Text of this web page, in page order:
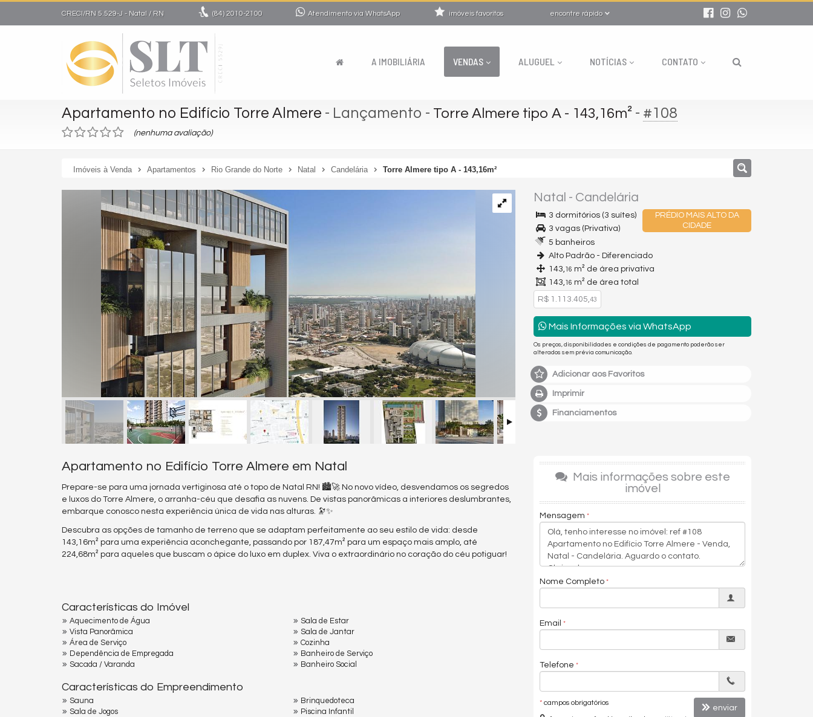
CRECI/RN 5.529-J - Natal / RN (84)2010-2100 Atendimento via WhatsApp encontre rápido
imóveis favoritos
A IMOBILIÁRIA VENDAS ALUGUEL NOTÍCIAS CONTATO
Apartamento no Edifício Torre Almere - Lançamento - Torre Almere tipo A - 143,16m² - #108
(nenhuma avaliação)
Imóveis à Venda Apartamentos Rio Grande do Norte Natal Candelária Torre Almere tipo A - 143,16m²
Natal - Candelária
PRÉDIO MAIS ALTO DA
CIDADE
3 dormitórios (3 suítes)
3 vagas (Privativa)
5 banheiros
Alto Padrão - Diferenciado
143,16 m² de área privativa
143,16 m² de área total
R$ 1.113.405,43
Mais Informações via WhatsApp
Os preços, disponibilidades e condições de pagamento poderão ser
alterados sem prévia comunicação.
Adicionar aos Favoritos
Imprimir
Financiamentos
Apartamento no Edifício Torre Almere em Natal
Prepare-se para uma jornada vertiginosa até o topo de Natal RN! 🏙️🚀 No novo vídeo, desvendamos os segredos
e luxos do Torre Almere, o arranha-céu que desafia as nuvens. De vistas panorâmicas a interiores deslumbrantes,
embarque conosco nesta experiência única de vida nas alturas. 🔭✨
Descubra as opções de tamanho de terreno que se adaptam perfeitamente ao seu estilo de vida: desde
143,16m² para uma experiência aconchegante, passando por 187,47m² para um espaço mais amplo, até
224,68m² para aqueles que buscam o ápice do luxo em duplex. Viva o extraordinário no coração do céu potiguar!
Características do Imóvel
Aquecimento de Água
Vista Panorâmica
Área de Serviço
Dependência de Empregada
Sacada / Varanda
Sala de Estar
Sala de Jantar
Cozinha
Banheiro de Serviço
Banheiro Social
Características do Empreendimento
Sauna
Sala de Jogos
Brinquedoteca
Piscina Infantil
Mais informações sobre este
imóvel
Mensagem
Nome Completo
Email
Telefone
* campos obrigatórios
enviar